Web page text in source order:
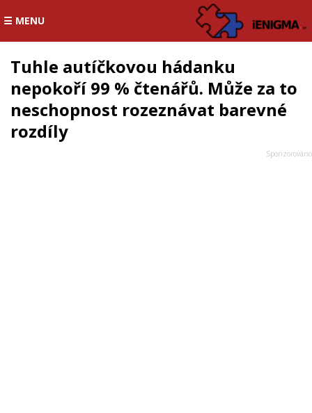
☰ MENU
Tuhle autíčkovou hádanku
nepokoří 99 % čtenářů. Může za to
neschopnost rozeznávat barevné
rozdíly